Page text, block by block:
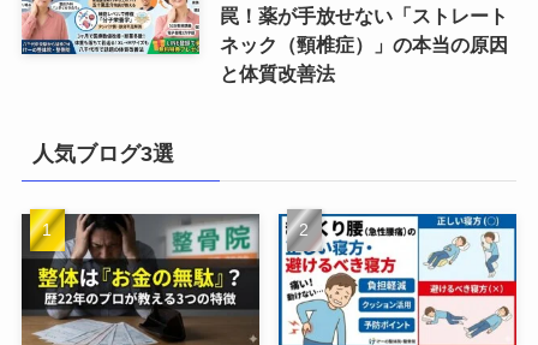
罠！薬が手放せない「ストレート
ネック（頸椎症）」の本当の原因
と体質改善法
人気ブログ3選